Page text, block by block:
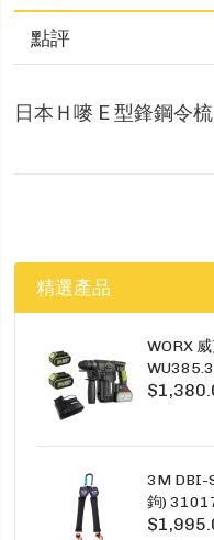
點評
日本Ｈ嘜 E 型鋒鋼令
精選產品
WORX
3M DBI-
鉤)
1.5M